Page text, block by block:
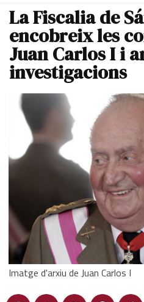
La Fiscalia de
encobreix les
Juan Carlos I i
investigacions
Imatge d'arxiu de Juan Carlos I